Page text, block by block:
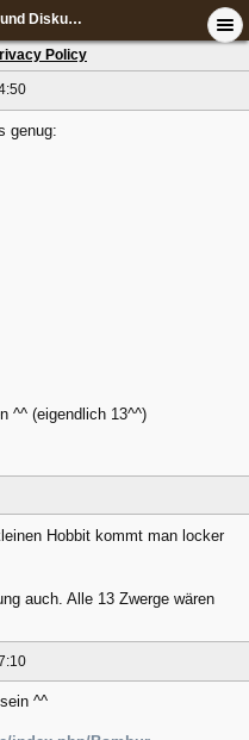
[HME] Vorschläge und Diskussion zur Change List
Policy
genug:
^^ (eigendlich 13^^)
Hobbit kommt man locker
auch. Alle 13 Zwerge wären
^^